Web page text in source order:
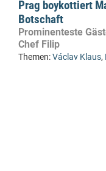
Prag boykottiert
Botschaft
Prominenteste
Chef Filip
Themen:Václav Klaus,